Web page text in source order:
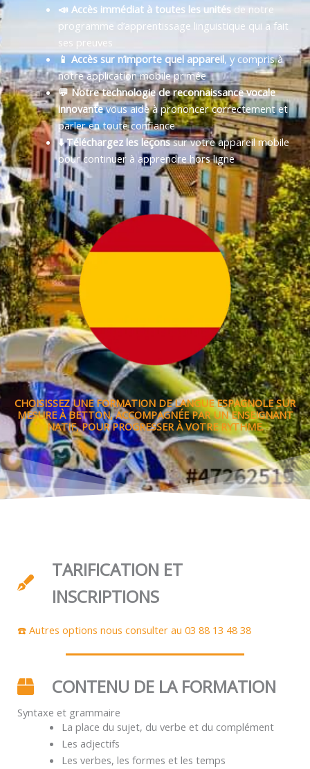
📣 Accès immédiat à toutes les unitésde notre
programme d’apprentissage linguistique qui a fait
ses preuves
📱 Accès sur n’importe quel appareil, y compris à
notre application mobile primée
💬 Notre technologie de reconnaissance vocale
innovantevous aide à prononcer correctement et
parler en toute confiance
⬇️ Téléchargez les leçonssur votre appareil mobile
pour continuer à apprendre hors ligne
CHOISISSEZ UNE FORMATION DE LANGUE ESPAGNOLE SUR
MESURE À BETTON, ACCOMPAGNÉE PAR UN ENSEIGNANT
NATIF, POUR PROGRESSER À VOTRE RYTHME.
TARIFICATION ET
INSCRIPTIONS
☎️ Autres options nous consulter au 03 88 13 48 38
CONTENU DE LA FORMATION
Syntaxe et grammaire
La place du sujet, du verbe et du complément
Les adjectifs
Les verbes, les formes et les temps